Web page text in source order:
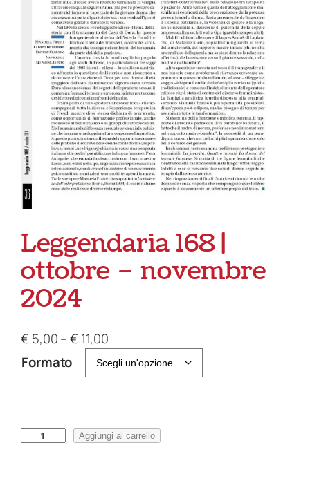
Leggendaria 168 |
ottobre – novembre
2024
€ 5,00–€ 11,00F
a
s
a
d
Formato
Aggiungi al carrello